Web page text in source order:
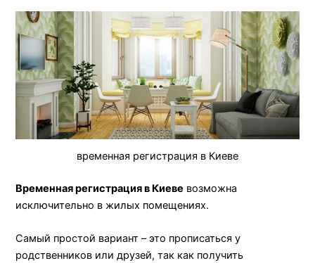
временная регистрация в Киеве
Временная регистрация в Киеве возможна
исключительно в жилых помещениях.
Самый простой вариант – это прописаться у
родственников или друзей, так как получить